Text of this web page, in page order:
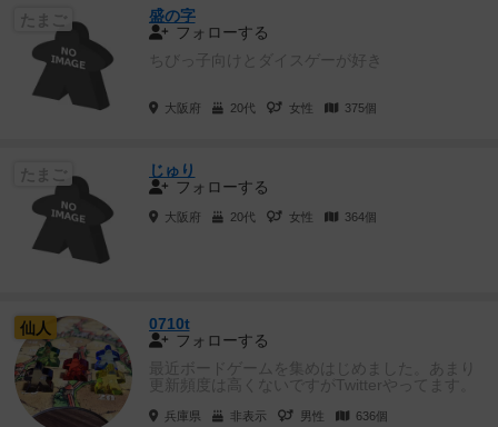
盛の字
フォローする
ちびっ子向けとダイスゲーが好き
大阪府 20代 女性 375個
じゅり
フォローする
大阪府 20代 女性 364個
仙人
0710t
フォローする
最近ボードゲームを集めはじめました。あまり
更新頻度は高くないですがTwitterやってます。
兵庫県 非表示 男性 636個